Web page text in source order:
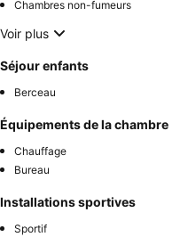
Chambres non-fumeurs
Voir plus
Séjour enfants
Berceau
Équipements de la chambre
Chauffage
Bureau
Installations sportives
Sportif